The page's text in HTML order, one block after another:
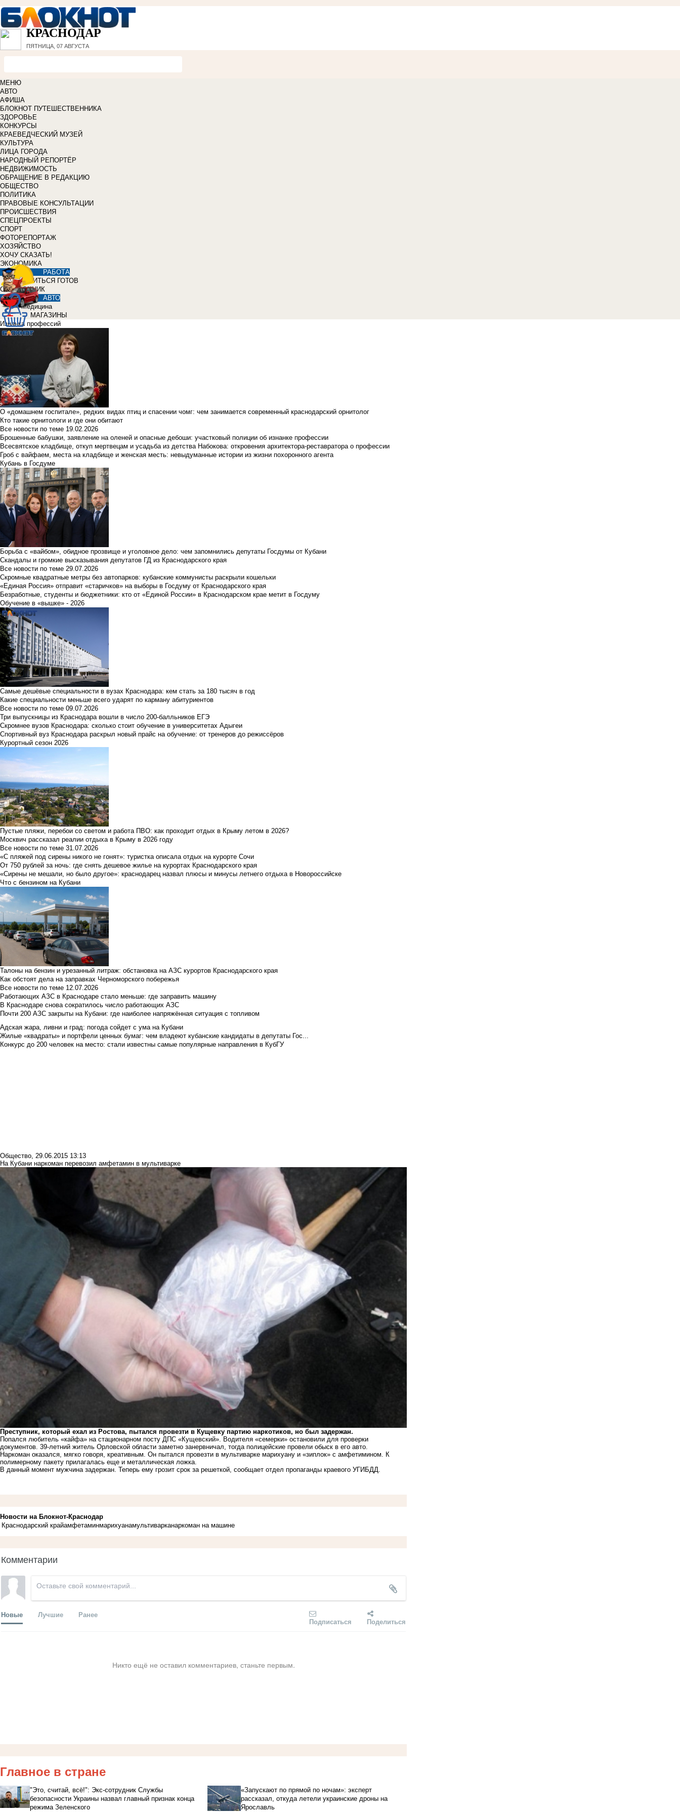
КРАСНОДАР
ПЯТНИЦА, 07 АВГУСТА
МЕНЮ
АВТО
АФИША
БЛОКНОТ ПУТЕШЕСТВЕННИКА
ЗДОРОВЬЕ
КОНКУРСЫ
КРАЕВЕДЧЕСКИЙ МУЗЕЙ
КУЛЬТУРА
ЛИЦА ГОРОДА
НАРОДНЫЙ РЕПОРТЁР
НЕДВИЖИМОСТЬ
ОБРАЩЕНИЕ В РЕДАКЦИЮ
ОБЩЕСТВО
ПОЛИТИКА
ПРАВОВЫЕ КОНСУЛЬТАЦИИ
ПРОИСШЕСТВИЯ
СПЕЦПРОЕКТЫ
СПОРТ
ФОТОРЕПОРТАЖ
ХОЗЯЙСТВО
ХОЧУ СКАЗАТЬ!
ЭКОНОМИКА
РАБОТА
УЧИТЬСЯ ГОТОВ
СПРАВОЧНИК
АВТО
Медицина
МАГАЗИНЫ
Изнанка профессий
О «домашнем госпитале», редких видах птиц и спасении чомг: чем занимается современный краснодарский орнитолог
Кто такие орнитологи и где они обитают
Все новости по теме 19.02.2026
Брошенные бабушки, заявление на оленей и опасные дебоши: участковый полиции об изнанке профессии
Всесвятское кладбище, откуп мертвецам и усадьба из детства Набокова: откровения архитектора-реставратора о профессии
Гроб с вайфаем, места на кладбище и женская месть: невыдуманные истории из жизни похоронного агента
Кубань в Госдуме
Борьба с «вайбом», обидное прозвище и уголовное дело: чем запомнились депутаты Госдумы от Кубани
Скандалы и громкие высказывания депутатов ГД из Краснодарского края
Все новости по теме 29.07.2026
Скромные квадратные метры без автопарков: кубанские коммунисты раскрыли кошельки
«Единая Россия» отправит «старичков» на выборы в Госдуму от Краснодарского края
Безработные, студенты и бюджетники: кто от «Единой России» в Краснодарском крае метит в Госдуму
Обучение в «вышке» - 2026
Самые дешёвые специальности в вузах Краснодара: кем стать за 180 тысяч в год
Какие специальности меньше всего ударят по карману абитуриентов
Все новости по теме 09.07.2026
Три выпускницы из Краснодара вошли в число 200-балльников ЕГЭ
Скромнее вузов Краснодара: сколько стоит обучение в университетах Адыгеи
Спортивный вуз Краснодара раскрыл новый прайс на обучение: от тренеров до режиссёров
Курортный сезон 2026
Пустые пляжи, перебои со светом и работа ПВО: как проходит отдых в Крыму летом в 2026?
Москвич рассказал реалии отдыха в Крыму в 2026 году
Все новости по теме 31.07.2026
«С пляжей под сирены никого не гонят»: туристка описала отдых на курорте Сочи
От 750 рублей за ночь: где снять дешевое жилье на курортах Краснодарского края
«Сирены не мешали, но было другое»: краснодарец назвал плюсы и минусы летнего отдыха в Новороссийске
Что с бензином на Кубани
Талоны на бензин и урезанный литраж: обстановка на АЗС курортов Краснодарского края
Как обстоят дела на заправках Черноморского побережья
Все новости по теме 12.07.2026
Работающих АЗС в Краснодаре стало меньше: где заправить машину
В Краснодаре снова сократилось число работающих АЗС
Почти 200 АЗС закрыты на Кубани: где наиболее напряжённая ситуация с топливом
Адская жара, ливни и град: погода сойдет с ума на Кубани
Жилые «квадраты» и портфели ценных бумаг: чем владеют кубанские кандидаты в депутаты Гос...
Конкурс до 200 человек на место: стали известны самые популярные направления в КубГУ
Общество, 29.06.2015 13:13
На Кубани наркоман перевозил амфетамин в мультиварке
Преступник, который ехал из Ростова, пытался провезти в Кущевку партию наркотиков, но был задержан.
Попался любитель «кайфа» на стационарном посту ДПС «Кущевский». Водителя «семерки» остановили для проверки
документов. 39-летний житель Орловской области заметно занервничал, тогда полицейские провели обыск в его авто.
Наркоман оказался, мягко говоря, креативным. Он пытался провезти в мультиварке марихуану и «зиплок» с амфетимином. К
полимерному пакету прилагалась еще и металлическая ложка.
В данный момент мужчина задержан. Теперь ему грозит срок за решеткой, сообщает отдел пропаганды краевого УГИБДД.
Новости на Блoкнoт-Краснодар
Краснодарский крайамфетаминмарихуанамультиварканаркоман на машине
Комментарии
Новые Лучшие Ранее
Подписаться Поделиться
Никто ещё не оставил комментариев, станьте первым.
Главное в стране
"Это, считай, всё!": Экс-сотрудник Службы
безопасности Украины назвал главный признак конца
режима Зеленского
«Запускают по прямой по ночам»: эксперт
рассказал, откуда летели украинские дроны на
Ярославль